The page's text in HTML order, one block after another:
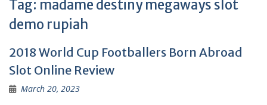
Tag: madame destiny megaways slot
demo rupiah
2018 World Cup Footballers Born Abroad
Slot Online Review
March 20, 2023